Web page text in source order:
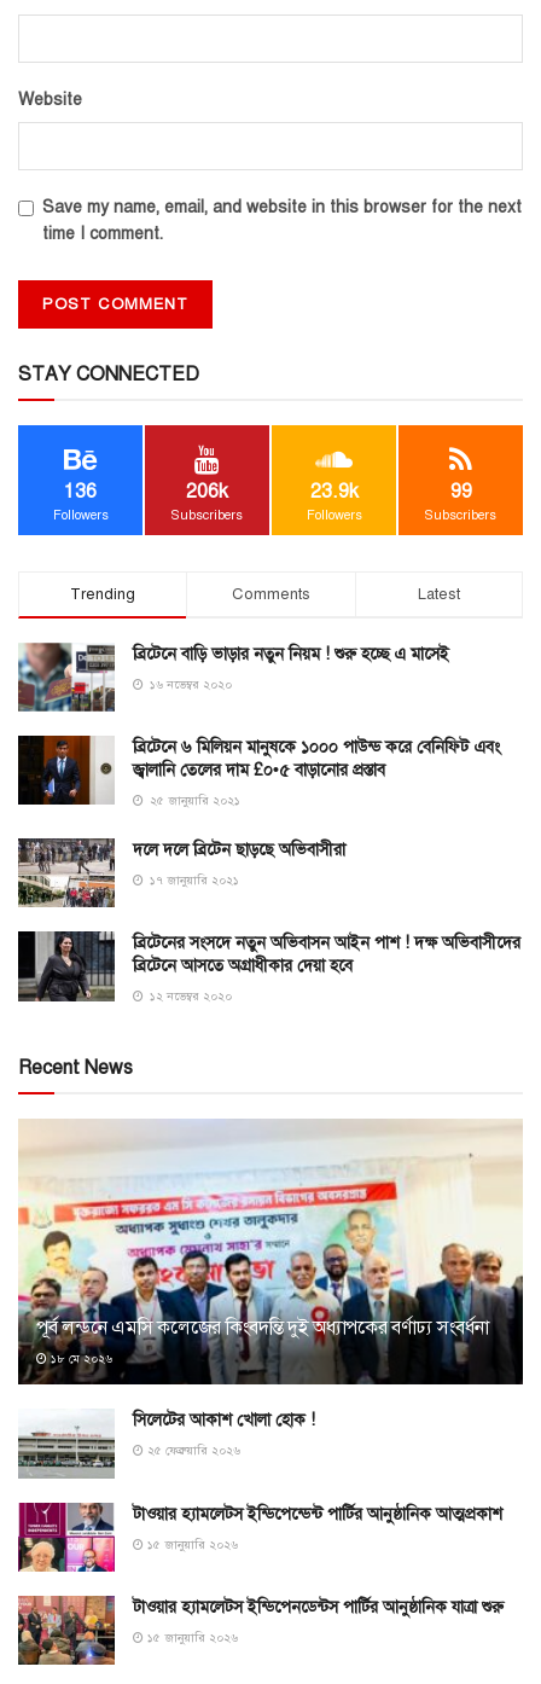
Website
Save my name, email, and website in this browser for the next
time I comment.
STAY CONNECTED
136
Followers
206k
Subscribers
23.9k
Followers
99
Subscribers
Trending Comments Latest
ব্রিটেনে বাড়ি ভাড়ার নতুন নিয়ম ! শুরু হচ্ছে এ মাসেই
১৬ নভেম্বর ২০২০
ব্রিটেনে ৬ মিলিয়ন মানুষকে ১০০০ পাউন্ড করে বেনিফিট এবং
জ্বালানি তেলের দাম £০•৫ বাড়ানোর প্রস্তাব
২৫ জানুয়ারি ২০২১
দলে দলে ব্রিটেন ছাড়ছে অভিবাসীরা
১৭ জানুয়ারি ২০২১
ব্রিটেনের সংসদে নতুন অভিবাসন আইন পাশ ! দক্ষ অভিবাসীদের
ব্রিটেনে আসতে অগ্রাধীকার দেয়া হবে
১২ নভেম্বর ২০২০
Recent News
পূর্ব লন্ডনে এমসি কলেজের কিংবদন্তি দুই অধ্যাপকের বর্ণাঢ্য সংবর্ধনা
১৮ মে ২০২৬
সিলেটের আকাশ খোলা হোক !
২৫ ফেব্রুয়ারি ২০২৬
টাওয়ার হ্যামলেটস ইন্ডিপেন্ডেন্ট পার্টির আনুষ্ঠানিক আত্মপ্রকাশ
১৫ জানুয়ারি ২০২৬
টাওয়ার হ্যামলেটস ইন্ডিপেনডেন্টস পার্টির আনুষ্ঠানিক যাত্রা শুরু
১৫ জানুয়ারি ২০২৬